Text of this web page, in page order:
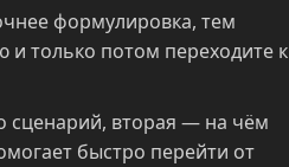
формулировка, тем
и только потом переходите к
сценарий, вторая — на чём
быстро перейти от